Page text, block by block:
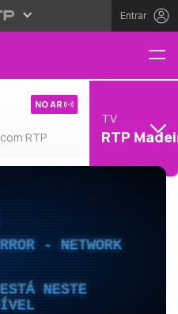
Entrar
RTP
NO AR
TV
RTP
- NETWORK
NESTE